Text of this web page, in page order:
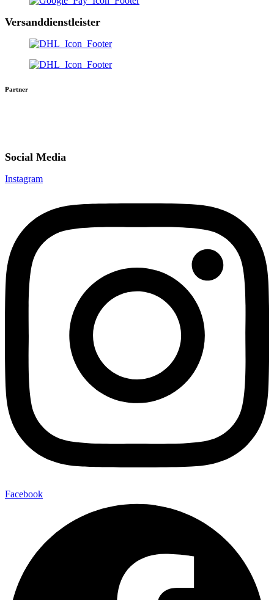
Versanddienstleister
Partner
Social Media
Instagram
Facebook